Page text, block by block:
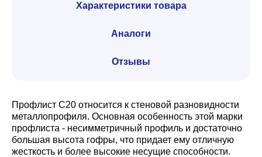
Характеристики товара
Аналоги
Отзывы
Профлист С20 относится к стеновой разновидности
металлопрофиля. Основная особенность этой марки
профлиста - несимметричный профиль и достаточно
большая высота гофры, что придает ему отличную
жесткость и более высокие несущие способности.